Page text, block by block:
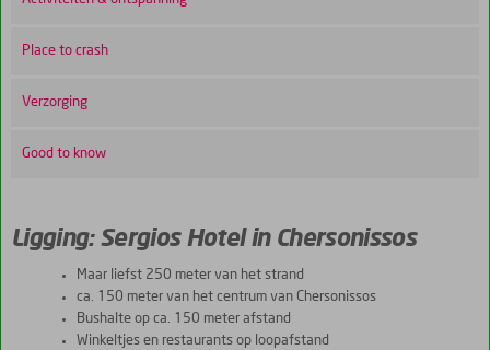
Place to crash
Verzorging
Good to know
Ligging: Sergios Hotel in Chersonissos
Maar liefst 250 meter van het strand
ca. 150 meter van het centrum van Chersonissos
Bushalte op ca. 150 meter afstand
Winkeltjes en restaurants op loopafstand